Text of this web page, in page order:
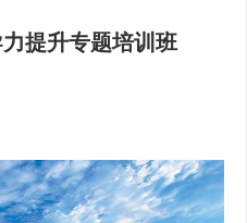
提升专题培训班